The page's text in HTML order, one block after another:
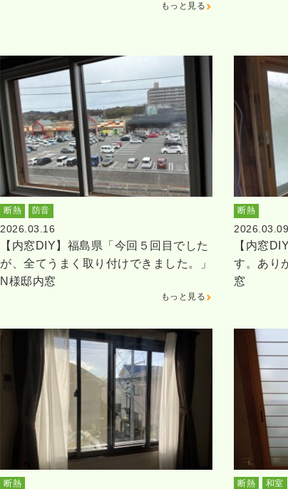
もっと見る
断熱 防音
2026.03.16
【内窓DIY】福島県「今回５回目でした
が、全てうまく取り付けできました。」
N様邸内窓
もっと見る
断熱
2026.03.09
【内窓
す。あり
窓
断熱 断熱 和室